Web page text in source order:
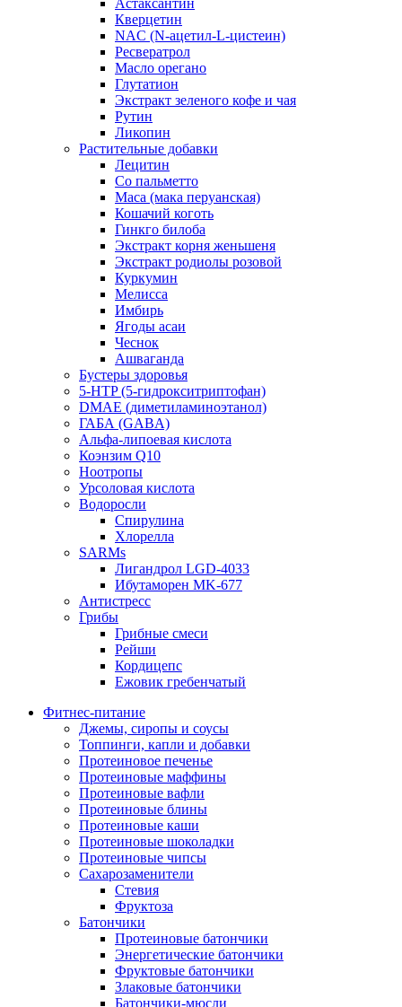
Астаксантин
Кверцетин
NAC (N-ацетил-L-цистеин)
Ресвератрол
Масло орегано
Глутатион
Экстракт зеленого кофе и чая
Рутин
Ликопин
Растительные добавки
Лецитин
Со пальметто
Maca (мака перуанская)
Кошачий коготь
Гинкго билоба
Экстракт корня женьшеня
Экстракт родиолы розовой
Куркумин
Мелисса
Имбирь
Ягоды асаи
Чеснок
Ашваганда
Бустеры здоровья
5-HTP (5-гидрокситриптофан)
DMAE (диметиламиноэтанол)
ГАБА (GABA)
Альфа-липоевая кислота
Коэнзим Q10
Ноотропы
Урсоловая кислота
Водоросли
Спирулина
Хлорелла
SARMs
Лигандрол LGD-4033
Ибутаморен MK-677
Антистресс
Грибы
Грибные смеси
Рейши
Кордицепс
Ежовик гребенчатый
Фитнес-питание
Джемы, сиропы и соусы
Топпинги, капли и добавки
Протеиновое печенье
Протеиновые маффины
Протеиновые вафли
Протеиновые блины
Протеиновые каши
Протеиновые шоколадки
Протеиновые чипсы
Сахарозаменители
Стевия
Фруктоза
Батончики
Протеиновые батончики
Энергетические батончики
Фруктовые батончики
Злаковые батончики
Батончики-мюсли